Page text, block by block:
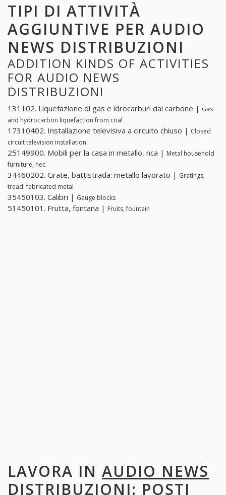
TIPI DI ATTIVITÀ
AGGIUNTIVE PER AUDIO
NEWS DISTRIBUZIONI
ADDITION KINDS OF ACTIVITIES
FOR AUDIO NEWS
DISTRIBUZIONI
131102. Liquefazione di gas e idrocarburi dal carbone | Gas
and hydrocarbon liquefaction from coal
17310402. Installazione televisiva a circuito chiuso | Closed
circuit television installation
25149900. Mobili per la casa in metallo, nca | Metal household
furniture, nec
34460202. Grate, battistrada: metallo lavorato | Gratings,
tread: fabricated metal
35450103. Calibri | Gauge blocks
51450101. Frutta, fontana | Fruits, fountain
LAVORA IN AUDIO NEWS
DISTRIBUZIONI: POSTI